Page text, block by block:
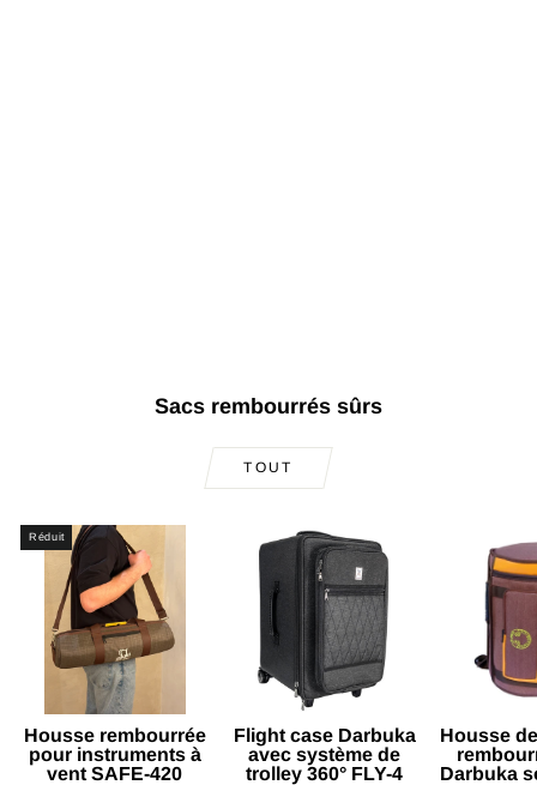
Sacs rembourrés sûrs
TOUT
Réduit
Housse rembourrée
pour instruments à
vent SAFE-420
Flight case Darbuka
avec système de
trolley 360° FLY-4
Housse
Darbuka